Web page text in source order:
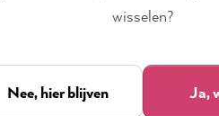
wisselen?
Nee, hier blijven Ja,